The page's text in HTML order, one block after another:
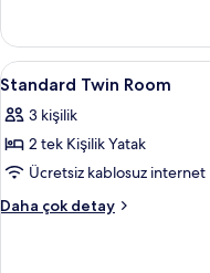
görün
Extra
Bed
hakkında
fazla
detay
Standard
Twin
Room
için
tüm
fotoğrafları
1
Standard Twin Room
3 kişilik
2 tek Kişilik Yatak
Ücretsiz kablosuz internet
Daha çok detay
Standard